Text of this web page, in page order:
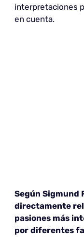
interpretaciones
en cuenta.
Según Sigmund
directamente
pasiones más
por diferentes